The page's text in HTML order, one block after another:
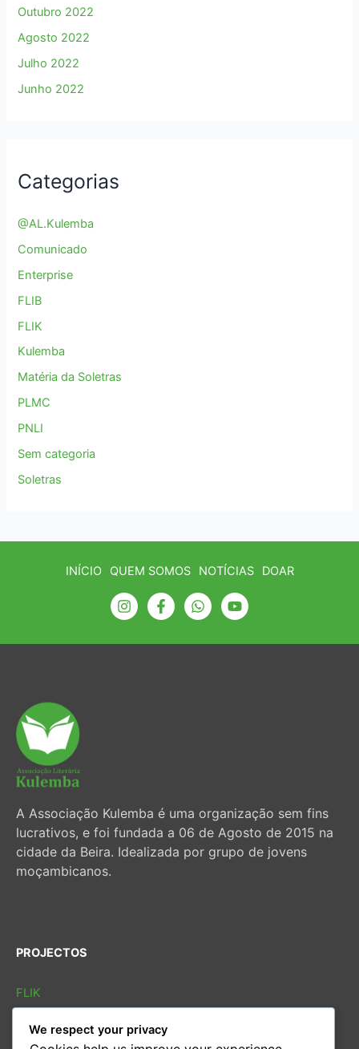
Outubro 2022
Agosto 2022
Julho 2022
Junho 2022
Categorias
@AL.Kulemba
Comunicado
Enterprise
FLIB
FLIK
Kulemba
Matéria da Soletras
PLMC
PNLI
Sem categoria
Soletras
INÍCIO QUEM SOMOS NOTÍCIAS DOAR
A Associação Kulemba é uma organização sem fins
lucrativos, e foi fundada a 06 de Agosto de 2015 na
cidade da Beira. Idealizada por grupo de jovens
moçambicanos.
PROJECTOS
FLIK
FLIB
SOLETRAS
We respect your privacy